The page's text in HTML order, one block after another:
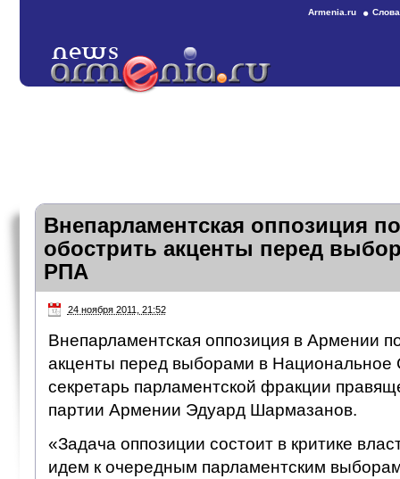
Armenia.ru
Внепарламентская оппозиция
обострить акценты перед
РПА
24 ноября 2011, 21:52
Внепарламентская оппозиция в Армении
акценты перед выборами в Национальное
секретарь парламентской фракции
партии Армении Эдуард Шармазанов.
«Задача оппозиции состоит в критике
идем к очередным парламентским